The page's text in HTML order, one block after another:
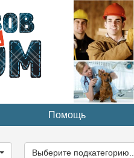
Помощь
категорию...
Выберите подкатегорию...